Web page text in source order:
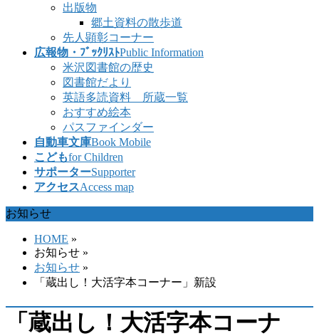
出版物
郷土資料の散歩道
先人顕彰コーナー
広報物・ﾌﾞｯｸﾘｽﾄPublic Information
米沢図書館の歴史
図書館だより
英語多読資料 所蔵一覧
おすすめ絵本
パスファインダー
自動車文庫Book Mobile
こどもfor Children
サポーターSupporter
アクセスAccess map
お知らせ
HOME »
お知らせ »
お知らせ »
「蔵出し！大活字本コーナー」新設
「蔵出し！大活字本コーナ